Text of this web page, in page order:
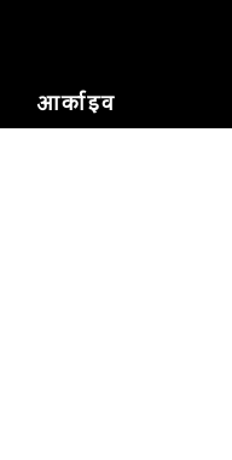
आर्काइव